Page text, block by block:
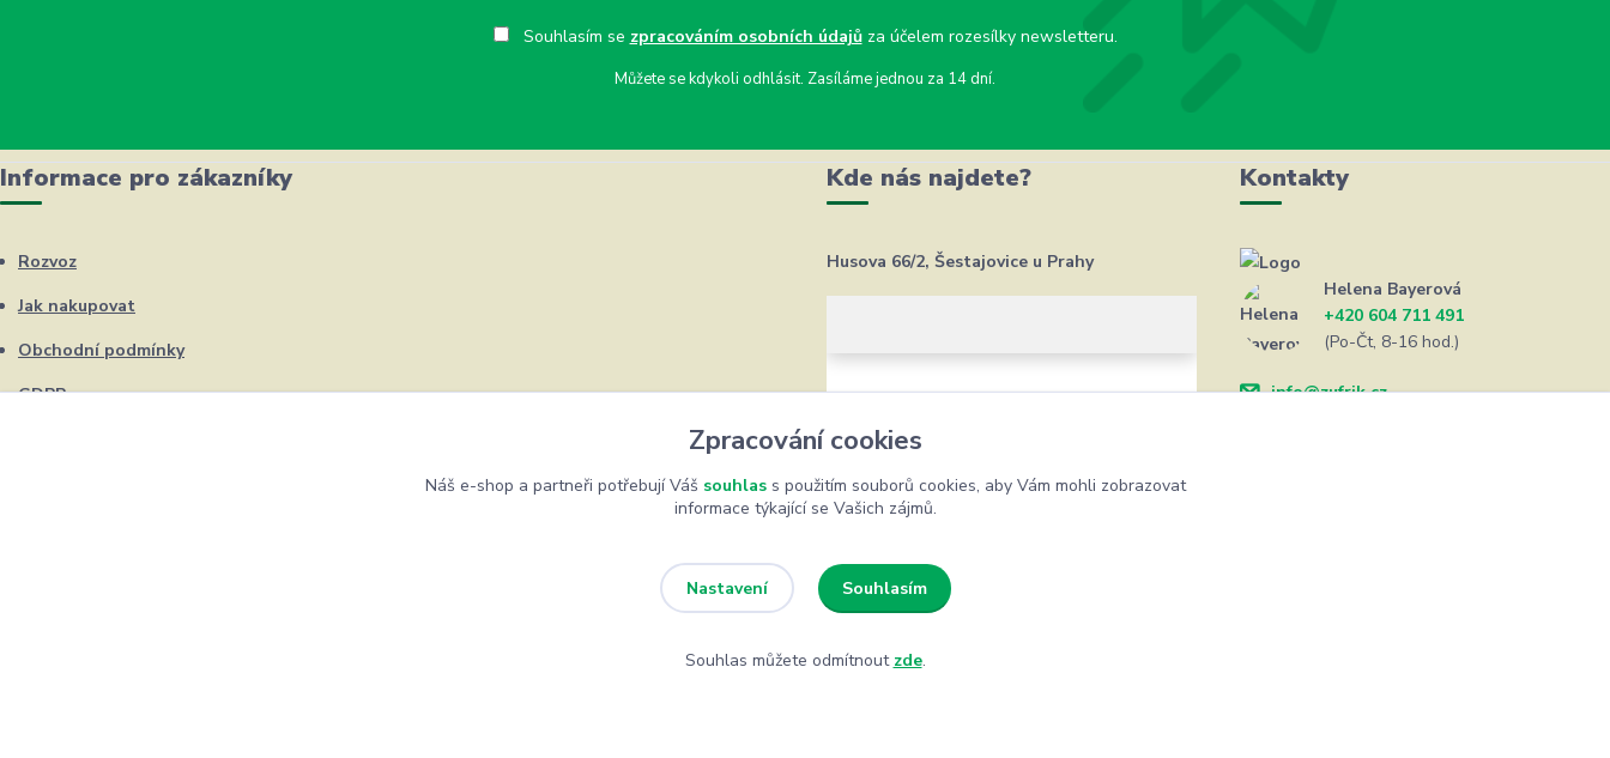
Souhlasím se zpracováním osobních údajůza účelem rozesílky newsletteru.
Můžete se kdykoli odhlásit. Zasíláme jednou za 14 dní.
Informace pro zákazníky
Rozvoz
Jak nakupovat
Obchodní podmínky
GDPR
Kde nás najdete?
Husova 66/2, Šestajovice u Prahy
Kontakty
Helena Bayerová
+420 604 711 491
(Po-Čt, 8-16 hod.)
info@zufrik.cz
Zpracování cookies
Náš e-shop a partneři potřebují Váš souhlass použitím souborů cookies, aby Vám mohli zobrazovat
informace týkající se Vašich zájmů.
Nastavení Souhlasím
Souhlas můžete odmítnout zde.